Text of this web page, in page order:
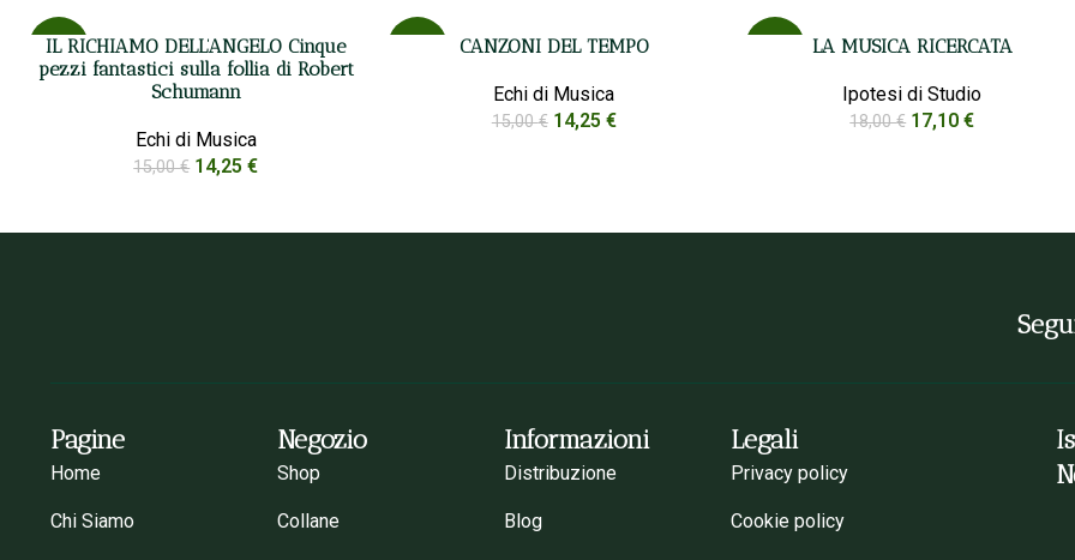
-5%
IL RICHIAMO DELL’ANGELO Cinque
pezzi fantastici sulla follia di Robert
Schumann
Echi di Musica
15,00€ 14,25€
CANZONI DEL TEMPO
Echi di Musica
15,00€ 14,25 €
LA MUSICA RICERCATA
Ipotesi di Studio
18,00€ 17,10€
Pagine
Home
Chi Siamo
Negozio
Shop
Collane
Informazioni
Distribuzione
Blog
Legali
Privacy policy
Cookie policy